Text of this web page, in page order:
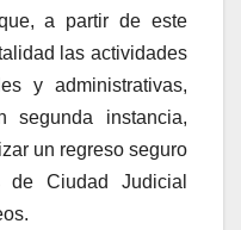
a partir de este
las actividades
y administrativas,
segunda instancia,
un regreso seguro
Ciudad Judicial